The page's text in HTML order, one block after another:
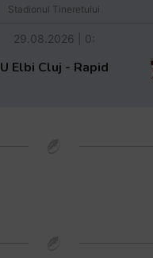
Stadionul Tineretului
29.08.2026 | 0:
U Elbi Cluj - Rapid